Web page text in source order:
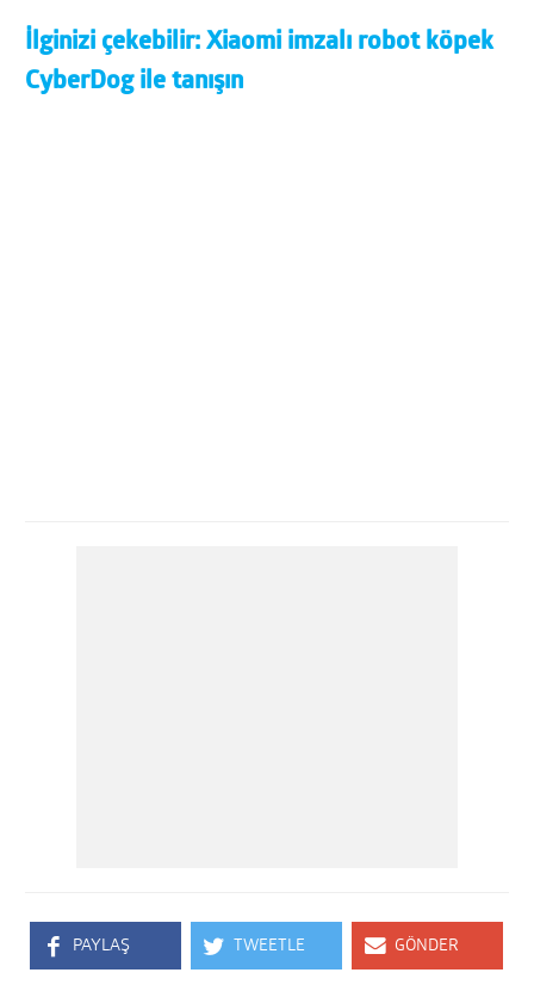
İlginizi çekebilir:Xiaomi imzalı robot köpek
CyberDog ile tanışın
PAYLAŞ TWEETLE GÖNDER